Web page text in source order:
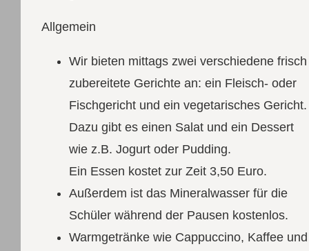
Allgemein
Wir bieten mittags zwei verschiedene frisch
zubereitete Gerichte an: ein Fleisch- oder
Fischgericht und ein vegetarisches Gericht.
Dazu gibt es einen Salat und ein Dessert
wie z.B. Jogurt oder Pudding.
Ein Essen kostet zur Zeit 3,50 Euro.
Außerdem ist das Mineralwasser für die
Schüler während der Pausen kostenlos.
Warmgetränke wie Cappuccino, Kaffee und